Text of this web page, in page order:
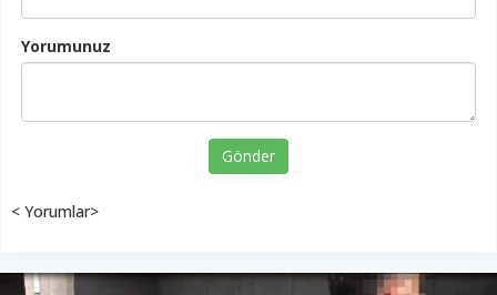
Yorumunuz
Gönder
< Yorumlar>